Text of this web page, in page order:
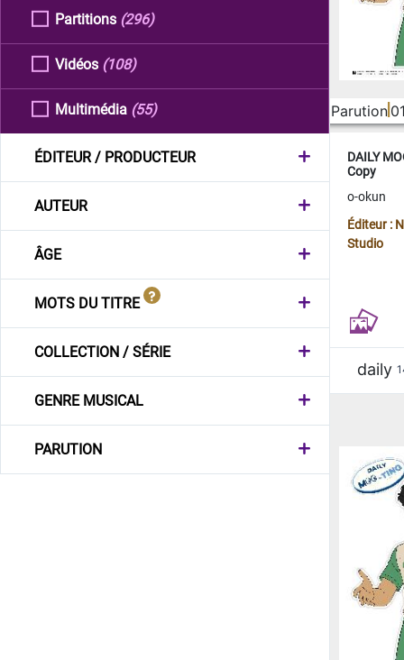
Partitions (296)
Vidéos (108)
Multimédia (55)
ÉDITEUR / PRODUCTEUR
AUTEUR
ÂGE
MOTS DU TITRE
COLLECTION / SÉRIE
GENRE MUSICAL
PARUTION
Parution
DAILY
Copy
o-okun
Éditeur :
Studio
daily